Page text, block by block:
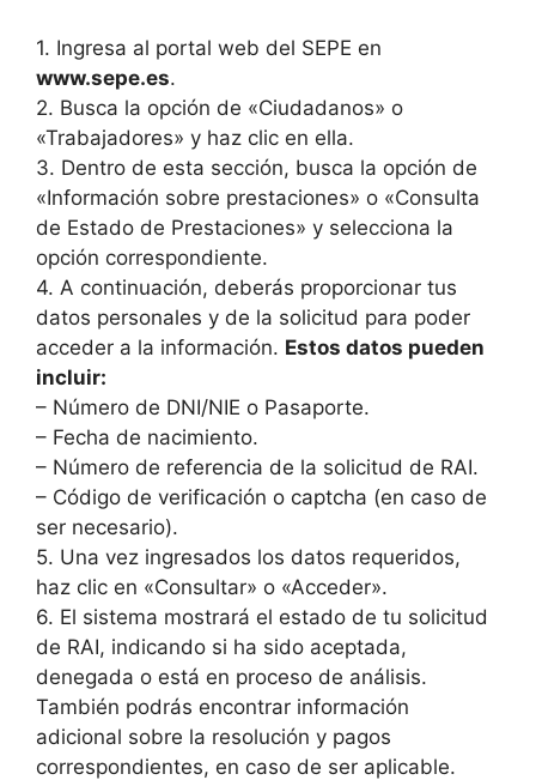
1. Ingresa al portal web del SEPE en
www.sepe.es.
2. Busca la opción de «Ciudadanos» o
«Trabajadores» y haz clic en ella.
3. Dentro de esta sección, busca la opción de
«Información sobre prestaciones» o «Consulta
de Estado de Prestaciones» y selecciona la
opción correspondiente.
4. A continuación, deberás proporcionar tus
datos personales y de la solicitud para poder
acceder a la información. Estos datos pueden
incluir:
– Número de DNI/NIE o Pasaporte.
– Fecha de nacimiento.
– Número de referencia de la solicitud de RAI.
– Código de verificación o captcha (en caso de
ser necesario).
5. Una vez ingresados los datos requeridos,
haz clic en «Consultar» o «Acceder».
6. El sistema mostrará el estado de tu solicitud
de RAI, indicando si ha sido aceptada,
denegada o está en proceso de análisis.
También podrás encontrar información
adicional sobre la resolución y pagos
correspondientes, en caso de ser aplicable.